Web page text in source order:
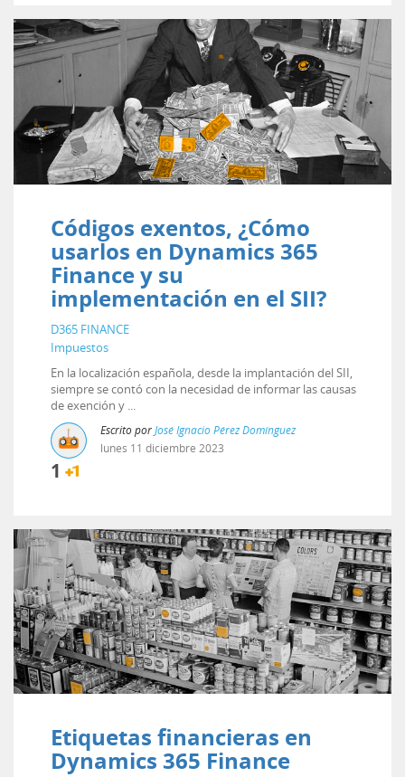
Códigos exentos, ¿Cómo
usarlos en Dynamics 365
Finance y su
implementación en el SII?
D365 FINANCE
Impuestos
En la localización española, desde la implantación del SII,
siempre se contó con la necesidad de informar las causas
de exención y ...
Escrito porJosé Ignacio Pérez Domínguez
lunes 11 diciembre 2023
1
Etiquetas financieras en
Dynamics 365 Finance